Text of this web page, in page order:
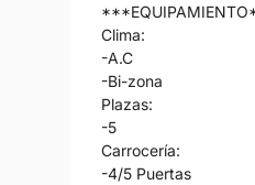
Clima:
-A.C
-Bi-zona
Plazas:
-5
Carrocería:
-4/5 Puertas